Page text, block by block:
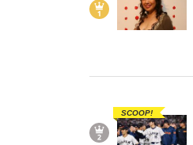
「死にたくないんです。切
がり「この仇、討って下さ
SCOOP!